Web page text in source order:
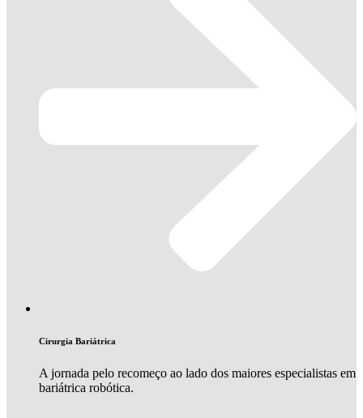
Cirurgia Bariátrica
A jornada pelo recomeço ao lado dos maiores especialistas em
bariátrica robótica.